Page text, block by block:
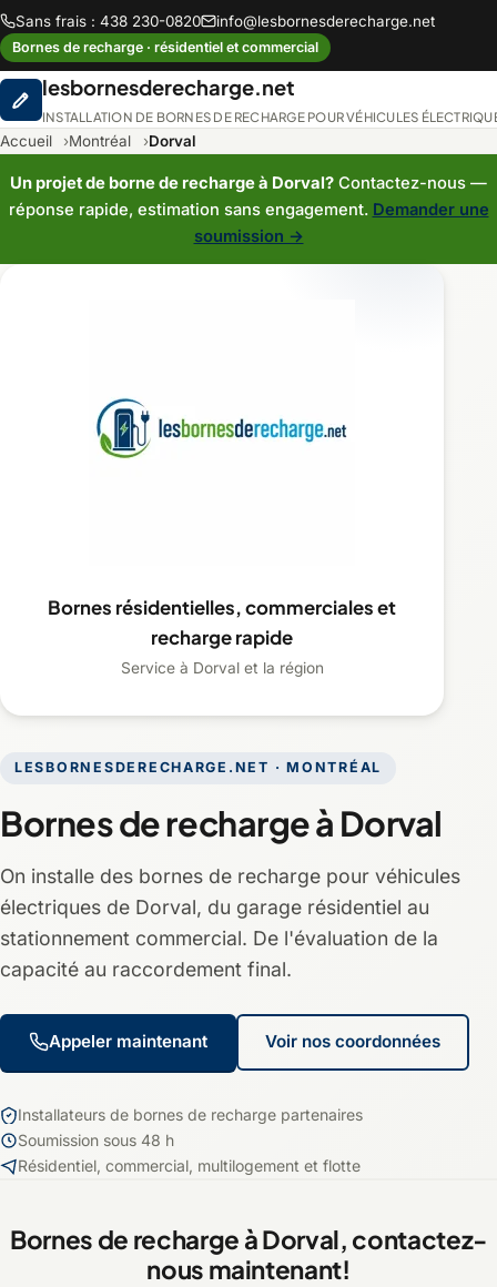
Sans frais : 438 230-0820 info@lesbornesderecharge.net
Bornes de recharge · résidentiel et commercial
lesbornesderecharge.net
INSTALLATION DE BORNES DE RECHARGE POUR VÉHICULES
Accueil Montréal Dorval
Un projet de borne de recharge à Dorval? Contactez-nous —
réponse rapide, estimation sans engagement. Demander une
soumission →
LESBORNESDERECHARGE.NET · MONTRÉAL
Bornes de recharge à Dorval
On installe des bornes de recharge pour véhicules
électriques de Dorval, du garage résidentiel au
stationnement commercial. De l'évaluation de la
capacité au raccordement final.
Appeler maintenant Voir nos coordonnées
Installateurs de bornes de recharge partenaires
Soumission sous 48 h
Résidentiel, commercial, multilogement et flotte
Bornes résidentielles, commerciales et
recharge rapide
Service à Dorval et la région
Bornes de recharge à Dorval, contactez-
nous maintenant!